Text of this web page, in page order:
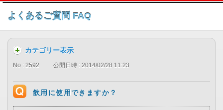
このページの本文へ
よくあるご質問 FAQ
カテゴリー表示
No : 2592 公開日時 : 2014/02/28 11:23
飲用に使用できますか？